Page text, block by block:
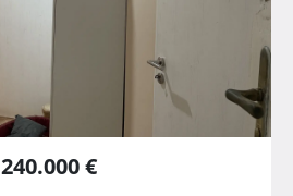
240.000 €